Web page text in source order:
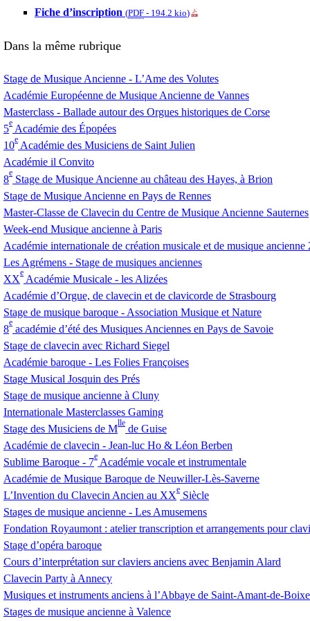
Fiche d’inscription (PDF - 194.2 kio)
Dans la même rubrique
Stage de Musique Ancienne - L’Ame des Volutes
Académie Européenne de Musique Ancienne de Vannes
Masterclass - Ballade autour des Orgues historiques de Corse
5
e
Académie des Épopées
10
e
Académie des Musiciens de Saint Julien
Académie il Convito
8
e
Stage de Musique Ancienne au château des Hayes, à Brion
Stage de Musique Ancienne en Pays de Rennes
Master-Classe de Clavecin du Centre de Musique Ancienne Sauternes
Week-end Musique ancienne à Paris
Académie internationale de création musicale et de musique ancienne
Les Agrémens - Stage de musiques anciennes
XX
e
Académie Musicale - les Alizées
Académie d’Orgue, de clavecin et de clavicorde de Strasbourg
Stage de musique baroque - Association Musique et Nature
8
e
académie d’été des Musiques Anciennes en Pays de Savoie
Stage de clavecin avec Richard Siegel
Académie baroque - Les Folies Françoises
Stage Musical Josquin des Prés
Stage de musique ancienne à Cluny
Internationale Masterclasses Gaming
Stage des Musiciens de M
lle
de Guise
Académie de clavecin - Jean-luc Ho & Léon Berben
Sublime Baroque - 7
e
Académie vocale et instrumentale
Académie de Musique Baroque de Neuwiller-Lès-Saverne
L’Invention du Clavecin Ancien au XX
e
Siècle
Stages de musique ancienne - Les Amusemens
Fondation Royaumont : atelier transcription et arrangements pour
Stage d’opéra baroque
Cours d’interprétation sur claviers anciens avec Benjamin Alard
Clavecin Party à Annecy
Musiques et instruments anciens à l’Abbaye de Saint-Amant-de-Boixe
Stages de musique ancienne à Valence